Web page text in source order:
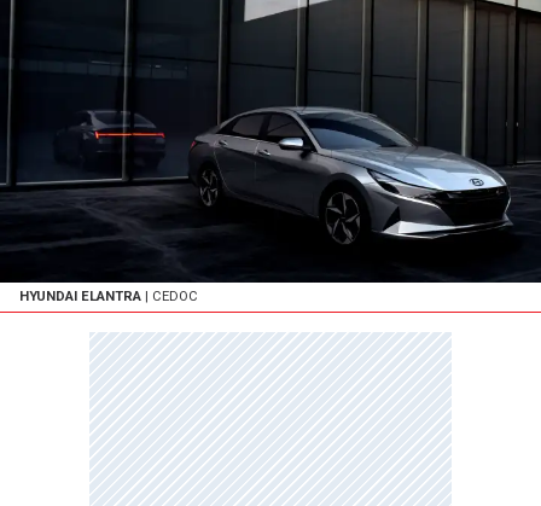
HYUNDAI ELANTRA | CEDOC